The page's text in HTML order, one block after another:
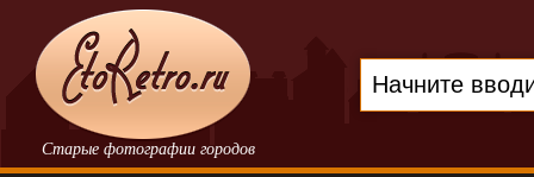
Старые фотографии городов